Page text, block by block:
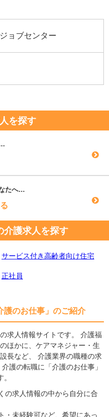
ョブセンター
を探す
たへ…
介護求人を探す
サービス付き高齢者向け住宅
正社員
護のお仕事」のご紹介
求人情報サイトです。 介護福
ほかに、ケアマネジャー・生
長など、 介護業界の職種の求
護の転職に「介護のお仕事」
求人情報の中から自分に合
・未経験可など、希望にあっ